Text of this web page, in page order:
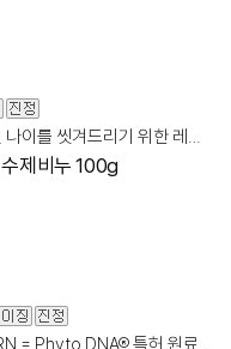
피부에 남겨진 나이를 씻겨드리기 위한 레티놀시카 비누
레티놀 시카 수제비누 100g
식물유래 PDRN = Phyto DNA® 특허 원료 99.96%